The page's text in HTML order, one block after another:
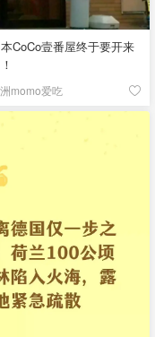
CoCo壹番屋终于要开来
momo爱吃